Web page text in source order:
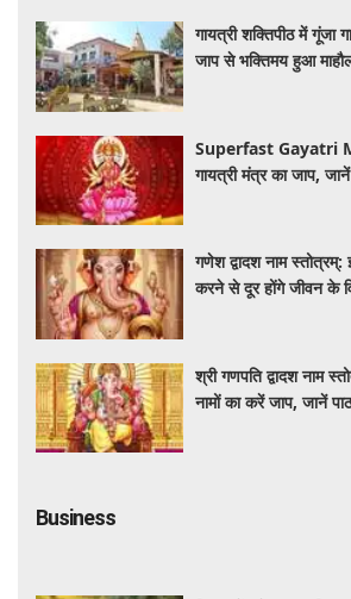
गायत्री शक्तिपीठ में गूंजा
जाप से भक्तिमय हुआ
Superfast Gayatri
गायत्री मंत्र का जाप,
गणेश द्वादश नाम
करने से दूर होंगे जीवन के
श्री गणपति द्वादश नाम
नामों का करें जाप, जानें
Business